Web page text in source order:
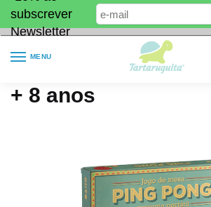
subscrever
Newsletter
MENU
+ 8 anos